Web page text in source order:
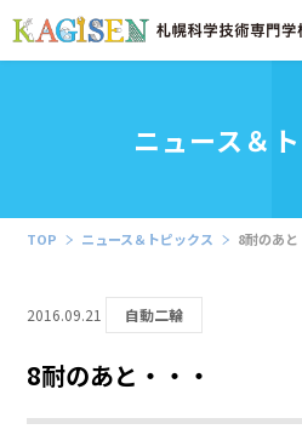
ニュース＆
TOP ニュース＆トピックス 8耐のあと
2016.09.21 自動二輪
8耐のあと・・・